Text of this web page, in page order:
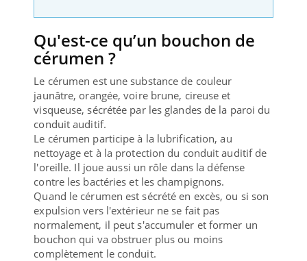
Qu'est-ce qu’un bouchon de
cérumen ?
Le cérumen est une substance de couleur
jaunâtre, orangée, voire brune, cireuse et
visqueuse, sécrétée par les glandes de la paroi du
conduit auditif.
Le cérumen participe à la lubrification, au
nettoyage et à la protection du conduit auditif de
l'oreille. Il joue aussi un rôle dans la défense
contre les bactéries et les champignons.
Quand le cérumen est sécrété en excès, ou si son
expulsion vers l'extérieur ne se fait pas
normalement, il peut s'accumuler et former un
bouchon qui va obstruer plus ou moins
complètement le conduit.